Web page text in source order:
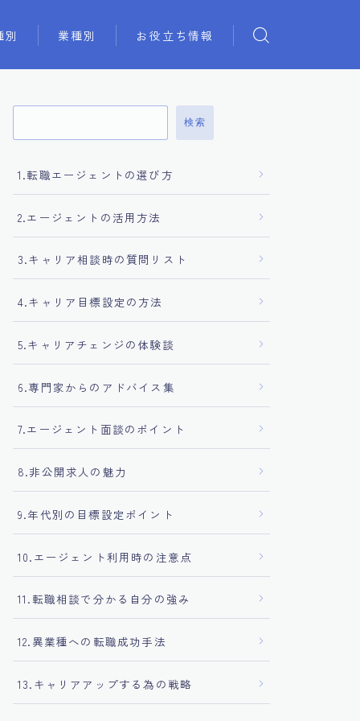
別 業種別 お役立ち情報
検索
1.転職エージェントの選び方
2.エージェントの活用方法
3.キャリア相談時の質問リスト
4.キャリア目標設定の方法
5.キャリアチェンジの体験談
6.専門家からのアドバイス集
7.エージェント面談のポイント
8.非公開求人の魅力
9.年代別の目標設定ポイント
10.エージェント利用時の注意点
11.転職相談で分かる自分の強み
12.異業種への転職成功手法
13.キャリアアップする為の戦略